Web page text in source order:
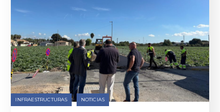
INFRAESTRUCTURAS NOTICIAS